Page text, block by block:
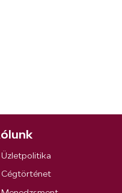
Üzletpolitika
Cégtörténet